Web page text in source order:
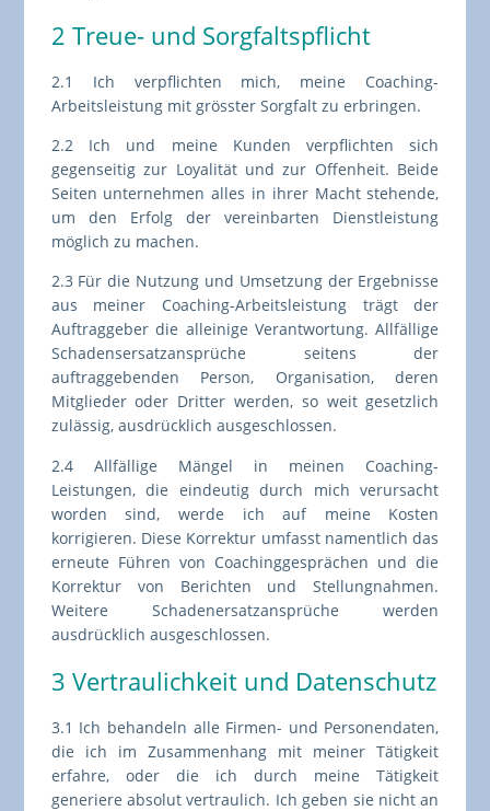
2 Treue- und Sorgfaltspflicht
2.1 Ich verpflichten mich, meine Coaching-
Arbeitsleistung mit grösster Sorgfalt zu erbringen.
2.2 Ich und meine Kunden verpflichten sich
gegenseitig zur Loyalität und zur Offenheit. Beide
Seiten unternehmen alles in ihrer Macht stehende,
um den Erfolg der vereinbarten Dienstleistung
möglich zu machen.
2.3 Für die Nutzung und Umsetzung der Ergebnisse
aus meiner Coaching-Arbeitsleistung trägt der
Auftraggeber die alleinige Verantwortung. Allfällige
Schadensersatzansprüche seitens der
auftraggebenden Person, Organisation, deren
Mitglieder oder Dritter werden, so weit gesetzlich
zulässig, ausdrücklich ausgeschlossen.
2.4 Allfällige Mängel in meinen Coaching-
Leistungen, die eindeutig durch mich verursacht
worden sind, werde ich auf meine Kosten
korrigieren. Diese Korrektur umfasst namentlich das
erneute Führen von Coachinggesprächen und die
Korrektur von Berichten und Stellungnahmen.
Weitere Schadenersatzansprüche werden
ausdrücklich ausgeschlossen.
3 Vertraulichkeit und Datenschutz
3.1 Ich behandeln alle Firmen- und Personendaten,
die ich im Zusammenhang mit meiner Tätigkeit
erfahre, oder die ich durch meine Tätigkeit
generiere absolut vertraulich. Ich geben sie nicht an